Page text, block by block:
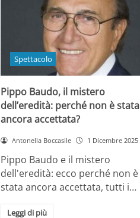
Spettacolo
Pippo Baudo, il mistero
dell’eredità: perché non è stata
ancora accettata?
Antonella Boccasile 1 Dicembre 2025
Pippo Baudo e il mistero
dell'eredità: ecco perché non è
stata ancora accettata, tutti i…
Leggi di più